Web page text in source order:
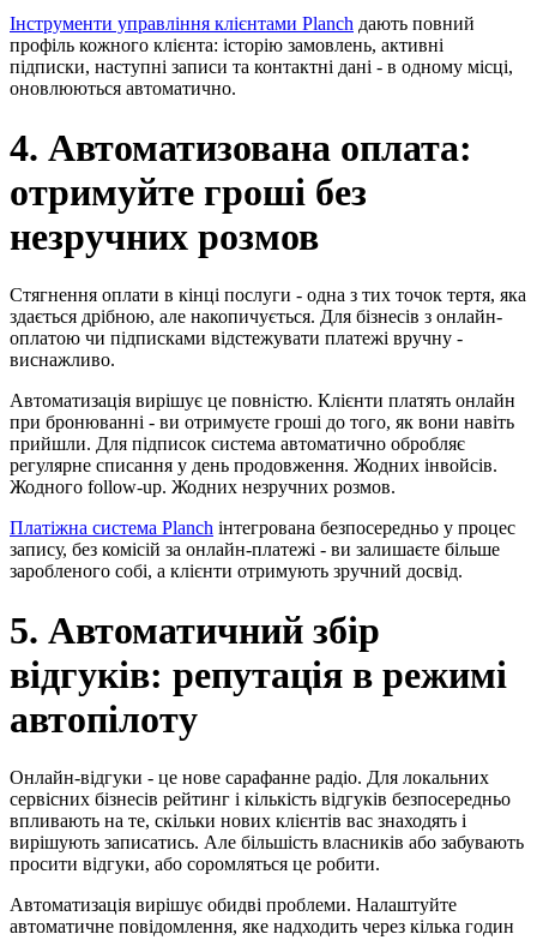
Інструменти управління клієнтами Planch дають повний
профіль кожного клієнта: історію замовлень, активні
підписки, наступні записи та контактні дані - в одному місці,
оновлюються автоматично.
4. Автоматизована оплата:
отримуйте гроші без
незручних розмов
Стягнення оплати в кінці послуги - одна з тих точок тертя, яка
здається дрібною, але накопичується. Для бізнесів з онлайн-
оплатою чи підписками відстежувати платежі вручну -
виснажливо.
Автоматизація вирішує це повністю. Клієнти платять онлайн
при бронюванні - ви отримуєте гроші до того, як вони навіть
прийшли. Для підписок система автоматично обробляє
регулярне списання у день продовження. Жодних інвойсів.
Жодного follow-up. Жодних незручних розмов.
Платіжна система Planch інтегрована безпосередньо у процес
запису, без комісій за онлайн-платежі - ви залишаєте більше
заробленого собі, а клієнти отримують зручний досвід.
5. Автоматичний збір
відгуків: репутація в режимі
автопілоту
Онлайн-відгуки - це нове сарафанне радіо. Для локальних
сервісних бізнесів рейтинг і кількість відгуків безпосередньо
впливають на те, скільки нових клієнтів вас знаходять і
вирішують записатись. Але більшість власників або забувають
просити відгуки, або соромляться це робити.
Автоматизація вирішує обидві проблеми. Налаштуйте
автоматичне повідомлення, яке надходить через кілька годин